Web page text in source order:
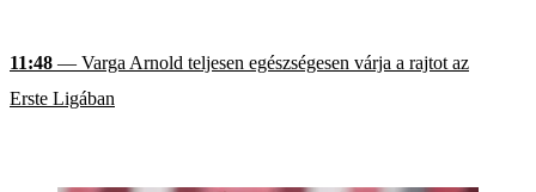
11:48 — Varga Arnold teljesen egészségesen várja a rajtot az
Erste Ligában